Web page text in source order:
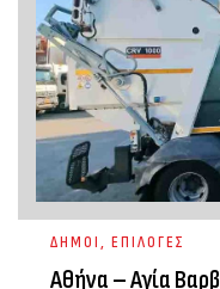
ΔΗΜΟΙ, ΕΠΙΛΟΓΕΣ
Αθήνα – Αγία